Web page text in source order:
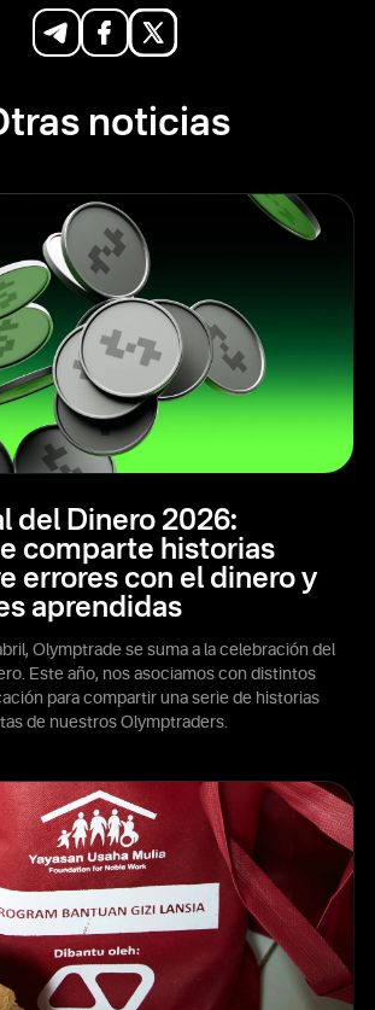
noticias
del Dinero 2026:
comparte historias
errores con el dinero y
aprendidas
Olymptrade se suma a la celebración del
Este año, nos asociamos con distintos
para compartir una serie de historias
de nuestros Olymptraders.